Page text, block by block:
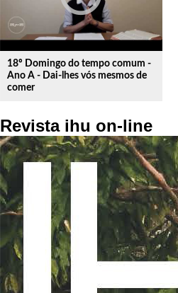
18º Domingo do tempo comum -
Ano A - Dai-lhes vós mesmos de
comer
Revista ihu on-line